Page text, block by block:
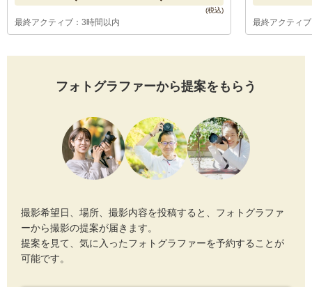
最終アクティブ：3時間以内 最終アクティ
フォトグラファーから提案をもらう
撮影希望日、場所、撮影内容を投稿すると、フォトグラファ
ーから撮影の提案が届きます。
提案を見て、気に入ったフォトグラファーを予約することが
可能です。